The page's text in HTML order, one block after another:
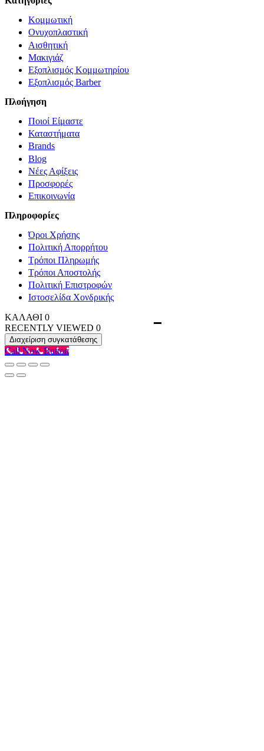
Κομμωτική
Ονυχοπλαστική
Αισθητική
Μακιγιάζ
Εξοπλισμός Κομμωτηρίου
Εξοπλισμός Barber
Πλοήγηση
Ποιοί Είμαστε
Καταστήματα
Brands
Blog
Νέες Αφίξεις
Προσφορές
Επικοινωνία
Πληροφορίες
Όροι Χρήσης
Πολιτική Απορρήτου
Τρόποι Πληρωμής
Τρόποι Αποστολής
Πολιτική Επιστροφών
Ιστοσελίδα Χονδρικής
ΚΑΛΑΘΙ 0
RECENTLY VIEWED 0
Διαχείριση συγκατάθεσης
Call Now Button